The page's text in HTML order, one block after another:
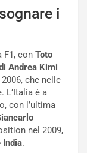
i
F1, con Toto
Andrea Kimi
che nelle
L’Italia è a
con l’ultima
nel 2009,
India.